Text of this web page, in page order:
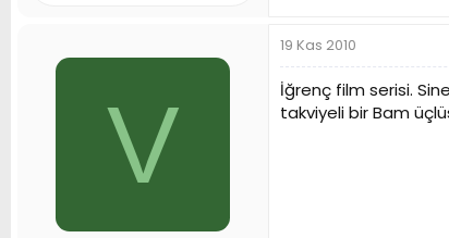
V
19 Kas 2010
İğrenç film serisi.
takviyeli bir Bam